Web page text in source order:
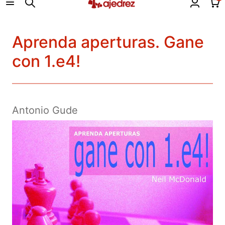
Aprenda aperturas. Gane
con 1.e4!
Antonio Gude